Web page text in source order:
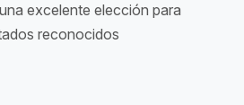
excelente elección para
reconocidos